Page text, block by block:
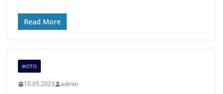
Read More
ФОТО
10.05.2023 admin